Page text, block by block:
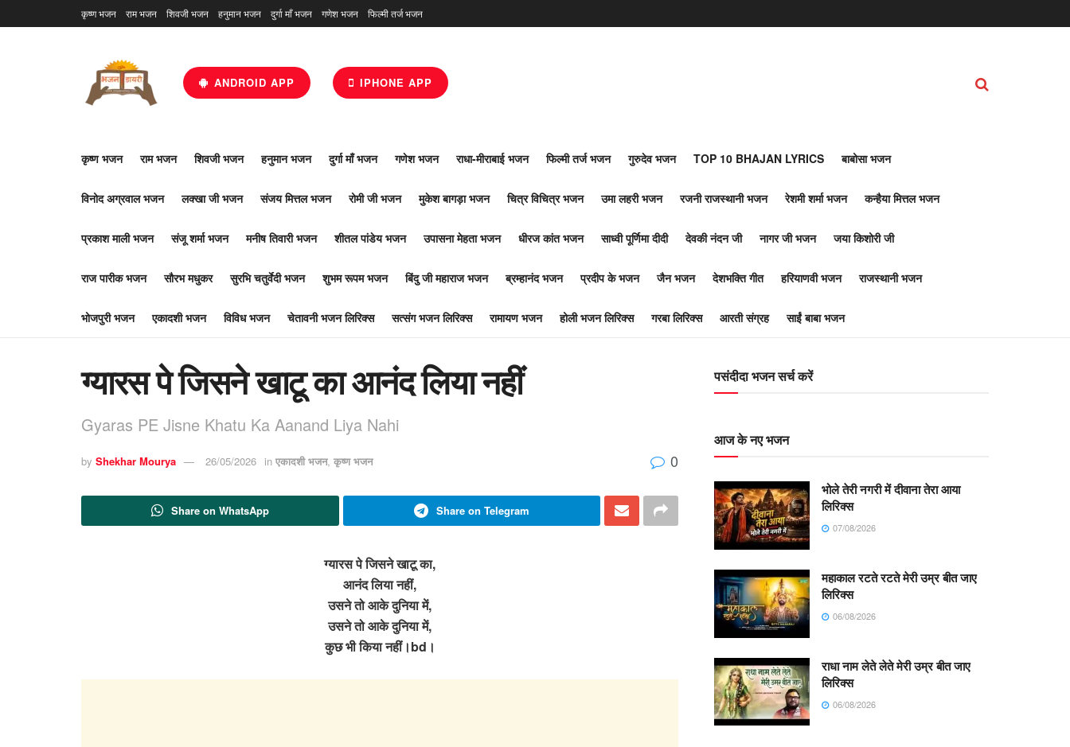
कृष्ण भजन राम भजन शिवजी भजन हनुमान भजन दुर्गा माँ भजन गणेश भजन फिल्मी तर्ज भजन
ANDROID APP IPHONE APP
कृष्ण भजन राम भजन शिवजी भजन हनुमान भजन दुर्गा माँ भजन गणेश भजन राधा-मीराबाई भजन फिल्मी तर्ज भजन गुरुदेव भजन TOP 10 BHAJAN LYRICS बाबोसा भजन
विनोद अग्रवाल भजन लक्खा जी भजन संजय मित्तल भजन रोमी जी भजन मुकेश बागड़ा भजन चित्र विचित्र भजन उमा लहरी भजन रजनी राजस्थानी भजन रेशमी शर्मा भजन कन्हैया मित्तल भजन
प्रकाश माली भजन संजू शर्मा भजन मनीष तिवारी भजन शीतल पांडेय भजन उपासना मेहता भजन धीरज कांत भजन साध्वी पूर्णिमा दीदी देवकी नंदन जी नागर जी भजन जया किशोरी जी
राज पारीक भजन सौरभ मधुकर सुरभि चतुर्वेदी भजन शुभम रूपम भजन बिंदु जी महाराज भजन ब्रम्हानंद भजन प्रदीप के भजन जैन भजन देशभक्ति गीत हरियाणवी भजन राजस्थानी भजन
भोजपुरी भजन एकादशी भजन विविध भजन चेतावनी भजन लिरिक्स सत्संग भजन लिरिक्स रामायण भजन होली भजन लिरिक्स गरबा लिरिक्स आरती संग्रह साईं बाबा भजन
ग्यारस पे जिसने खाटू का आनंद लिया नहीं
Gyaras PE Jisne Khatu Ka Aanand Liya Nahi
by Shekhar Mourya 26/05/2026 in एकादशी भजन, कृष्ण भजन 0
Share on WhatsApp Share on Telegram
ग्यारस पे जिसने खाटू का,
आनंद लिया नहीं,
उसने तो आके दुनिया में,
उसने तो आके दुनिया में,
कुछ भी किया नहीं।bd।
पसंदीदा भजन सर्च करें
आज के नए भजन
भोले तेरी नगरी में दीवाना तेरा आया
लिरिक्स
07/08/2026
महाकाल रटते रटते मेरी उम्र बीत जाए
लिरिक्स
06/08/2026
राधा नाम लेते लेते मेरी उम्र बीत जाए
लिरिक्स
06/08/2026